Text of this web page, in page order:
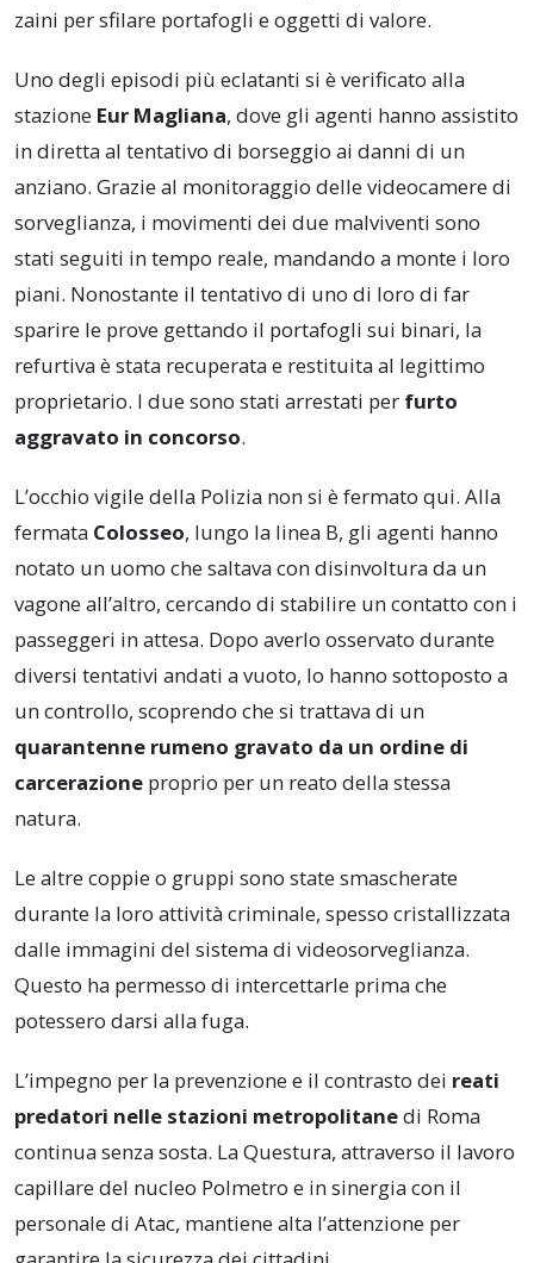
zaini per sfilare portafogli e oggetti di valore.
Uno degli episodi più eclatanti si è verificato alla
stazione Eur Magliana, dove gli agenti hanno assistito
in diretta al tentativo di borseggio ai danni di un
anziano. Grazie al monitoraggio delle videocamere di
sorveglianza, i movimenti dei due malviventi sono
stati seguiti in tempo reale, mandando a monte i loro
piani. Nonostante il tentativo di uno di loro di far
sparire le prove gettando il portafogli sui binari, la
refurtiva è stata recuperata e restituita al legittimo
proprietario. I due sono stati arrestati per furto
aggravato in concorso.
L’occhio vigile della Polizia non si è fermato qui. Alla
fermata Colosseo, lungo la linea B, gli agenti hanno
notato un uomo che saltava con disinvoltura da un
vagone all’altro, cercando di stabilire un contatto con i
passeggeri in attesa. Dopo averlo osservato durante
diversi tentativi andati a vuoto, lo hanno sottoposto a
un controllo, scoprendo che si trattava di un
quarantenne rumeno gravato da un ordine di
carcerazione proprio per un reato della stessa
natura.
Le altre coppie o gruppi sono state smascherate
durante la loro attività criminale, spesso cristallizzata
dalle immagini del sistema di videosorveglianza.
Questo ha permesso di intercettarle prima che
potessero darsi alla fuga.
L’impegno per la prevenzione e il contrasto dei reati
predatori nelle stazioni metropolitanedi Roma
continua senza sosta. La Questura, attraverso il lavoro
capillare del nucleo Polmetro e in sinergia con il
personale di Atac, mantiene alta l’attenzione per